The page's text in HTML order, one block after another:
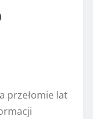
przełomie lat